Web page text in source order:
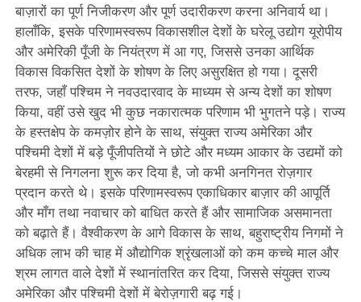
बाज़ारों का पूर्ण निजीकरण और पूर्ण उदारीकरण करना अनिवार्य था।
हालाँकि, इसके परिणामस्वरूप विकासशील देशों के घरेलू उद्योग यूरोपीय
और अमेरिकी पूँजी के नियंत्रण में आ गए, जिससे उनका आर्थिक
विकास विकसित देशों के शोषण के लिए असुरक्षित हो गया। दूसरी
तरफ, जहाँ पश्चिम ने नवउदारवाद के माध्यम से अन्य देशों का शोषण
किया, वहीं उसे खुद भी कुछ नकारात्मक परिणाम भी भुगतने पड़े। राज्य
के हस्तक्षेप के कमज़ोर होने के साथ, संयुक्त राज्य अमेरिका और
पश्चिमी देशों में बड़े पूँजीपतियों ने छोटे और मध्यम आकार के उद्यमों को
बेरहमी से निगलना शुरू कर दिया है, जो कभी अनगिनत रोज़गार
प्रदान करते थे। इसके परिणामस्वरूप एकाधिकार बाज़ार की आपूर्ति
और माँग तथा नवाचार को बाधित करते हैं और सामाजिक असमानता
को बढ़ाते हैं। वैश्वीकरण के आगे विकास के साथ, बहुराष्ट्रीय निगमों ने
अधिक लाभ की चाह में औद्योगिक श्रृंखलाओं को कम कच्चे माल और
श्रम लागत वाले देशों में स्थानांतरित कर दिया, जिससे संयुक्त राज्य
अमेरिका और पश्चिमी देशों में बेरोज़गारी बढ़ गई।